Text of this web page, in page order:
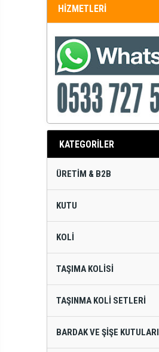
HİZMETLERİ
KATEGORİLER
ÜRETIM & B2B
KUTU
KOLI
TAŞIMA KOLISI
TAŞINMA KOLI SETLERI
BARDAK VE ŞIŞE KUTULARI